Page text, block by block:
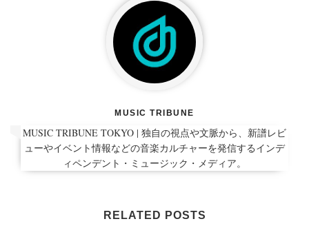
MUSIC TRIBUNE
MUSIC TRIBUNE TOKYO | 独自の視点や文脈から、新譜レビ
ューやイベント情報などの音楽カルチャーを発信するインデ
ィペンデント・ミュージック・メディア。
RELATED POSTS